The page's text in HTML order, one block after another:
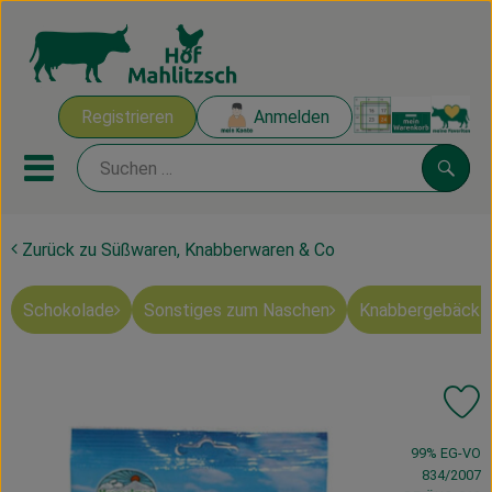
Registrieren Anmelden
Mobiles Menu öffnen oder
Ökokisten
Mahlitzscher Produkte
Obst & Gemüse
Zurück zu Süßwaren, Knabberwaren & Co
Schokolade Sonstiges zum Naschen Knabbergebäck
, Verband:
99% EG-VO
834/2007